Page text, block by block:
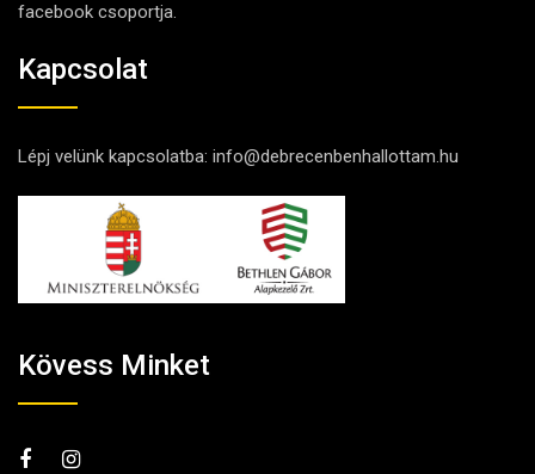
facebook csoportja.
Kapcsolat
Lépj velünk kapcsolatba: info@debrecenbenhallottam.hu
Kövess Minket